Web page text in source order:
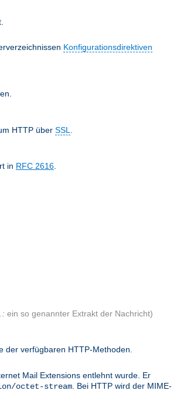
Konfigurationsdirektiven
HTTP über SSL
in RFC 2616
ein so genannter Extrakt der Nachricht)
der verfügbaren HTTP-Methoden.
Mail Extensions entlehnt wurde. Er
octet-stream . Bei HTTP wird der MIME-